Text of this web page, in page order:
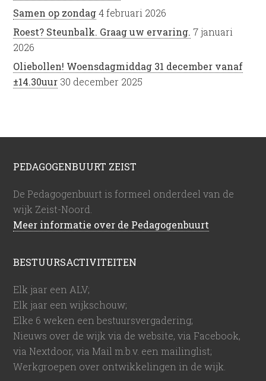
Samen op zondag 4 februari 2026
Roest? Steunbalk. Graag uw ervaring. 7 januari
2026
Oliebollen! Woensdagmiddag 31 december vanaf
±14.30uur 30 december 2025
PEDAGOGENBUURT ZEIST
De Pedagogenbuurt is formeel onderdeel van de
wijk Zeist-Noord.
Meer informatie over de Pedagogenbuurt
BESTUURSACTIVITEITEN
Elk jaar een ALV;
Elk jaar een wijkschouw;
Elke 6 weken een bestuursvergadering;
Nieuws over de wijk via de website, via Facebook,
via Nextdoor, via Mail m.b.v. een mailinglist;
Werkgroepen over ontwikkelingen in de wijk.